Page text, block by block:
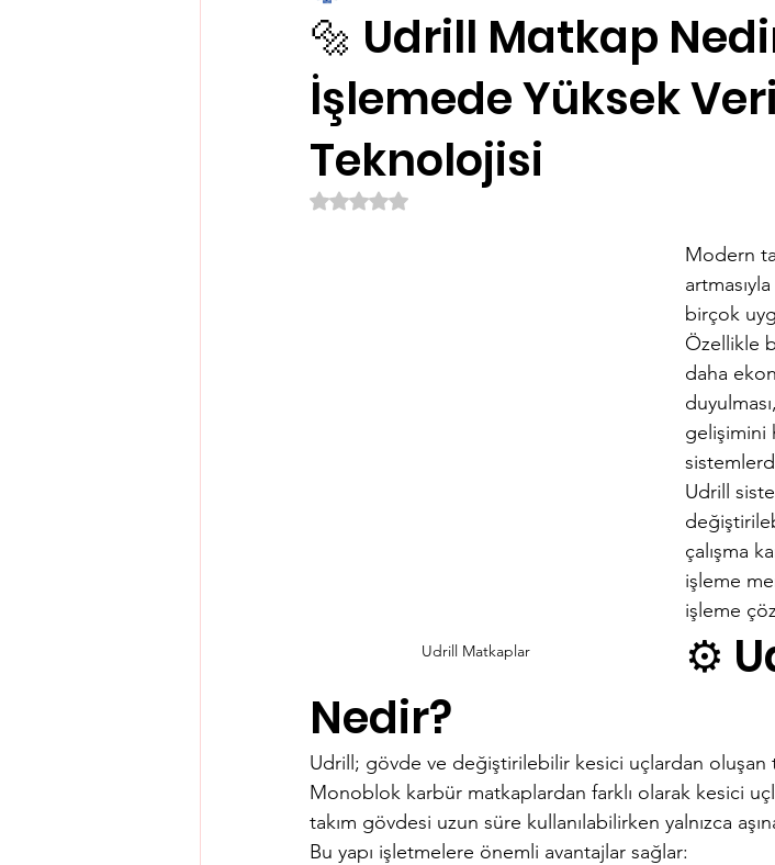
🔩 Udrill Matkap
İşlemede Yüksek
Teknolojisi
5 üzerinden NaN yıldız
Udrill Matkaplar
Modern
birçok
Özellikle
daha
gelişimini
Udrill
çalışma
işleme
işleme
⚙️
Nedir?
Udrill; gövde ve değiştirilebilir kesici uçlardan
Monoblok karbür matkaplardan farklı olarak kesici
takım gövdesi uzun süre kullanılabilirken yalnızca
Bu yapı işletmelere önemli avantajlar sağlar: